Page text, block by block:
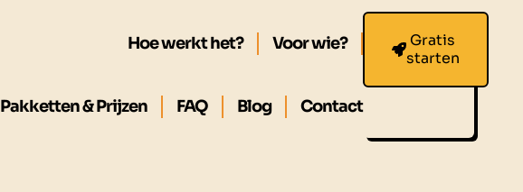
Hoe werkt het? Voor wie?
Pakketten & Prijzen FAQ Blog Contact
Gratis
starten